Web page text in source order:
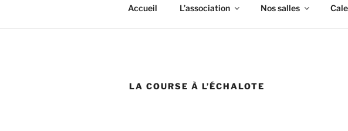
Accueil L’association Nos salles
LA COURSE À L’ÉCHALOTE